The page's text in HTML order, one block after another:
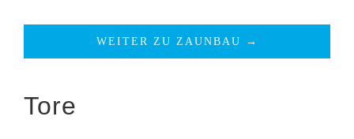
WEITER ZU ZAUNBAU →
Tore